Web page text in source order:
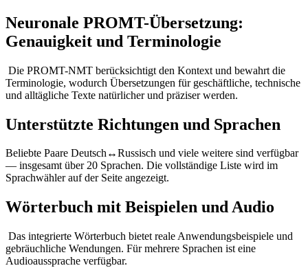
Neuronale PROMT-Übersetzung:
Genauigkeit und Terminologie
Die PROMT-NMT berücksichtigt den Kontext und bewahrt die
Terminologie, wodurch Übersetzungen für geschäftliche, technische
und alltägliche Texte natürlicher und präziser werden.
Unterstützte Richtungen und Sprachen
Beliebte Paare Deutsch↔Russisch und viele weitere sind verfügbar
— insgesamt über 20 Sprachen. Die vollständige Liste wird im
Sprachwähler auf der Seite angezeigt.
Wörterbuch mit Beispielen und Audio
Das integrierte Wörterbuch bietet reale Anwendungsbeispiele und
gebräuchliche Wendungen. Für mehrere Sprachen ist eine
Audioaussprache verfügbar.